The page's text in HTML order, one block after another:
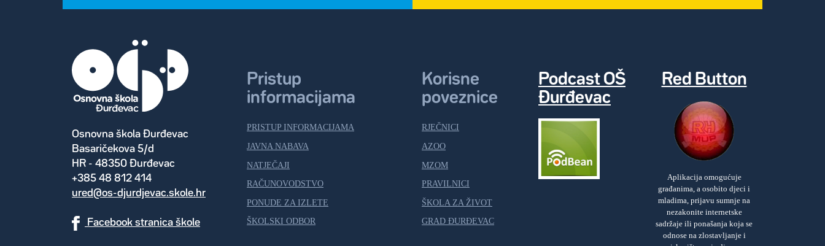
Osnovna škola Đurđevac
Basaričekova 5/d
HR - 48350 Đurđevac
+385 48 812 414
ured@os-djurdjevac.skole.hr
Facebook stranica škole
Pristup
informacijama
PRISTUP INFORMACIJAMA
JAVNA NABAVA
NATJEČAJI
RAČUNOVODSTVO
PONUDE ZA IZLETE
ŠKOLSKI ODBOR
Korisne
poveznice
RJEČNICI
AZOO
MZOM
PRAVILNICI
ŠKOLA ZA ŽIVOT
GRAD ĐURĐEVAC
Podcast OŠ
Đurđevac
Red Button
Aplikacija omogućuje
građanima, a osobito djeci i
mladima, prijavu sumnje na
nezakonite internetske
sadržaje ili ponašanja koja se
odnose na zlostavljanje i